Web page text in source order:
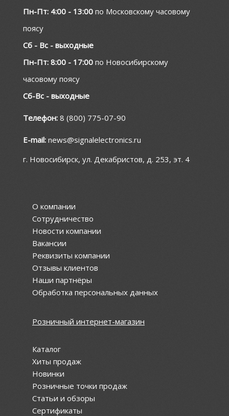
Пн-Пт: 4:00 - 13:00 по Московскому часовому
поясу
Сб - Вс - выходные
Пн-Пт: 8:00 - 17:00 по Новосибирскому
часовому поясу
Сб-Вс - выходные
Телефон: 8 (800) 775-07-90
E-mail: news@signalelectronics.ru
г. Новосибирск, ул. Декабристов, д. 253, эт. 4
О компании
Сотрудничество
Новости компании
Вакансии
Реквизиты компании
Отзывы клиентов
Наши партнёры
Обработка персональных данных
Розничный интернет-магазин
Каталог
Хиты продаж
Новинки
Розничные точки продаж
Статьи и обзоры
Сертификаты